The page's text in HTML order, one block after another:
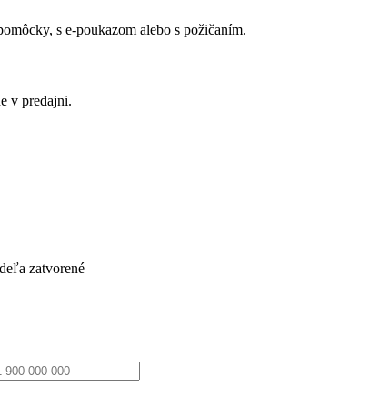
s e-poukazom alebo s požičaním.
v predajni.
zatvorené